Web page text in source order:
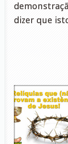
dizer que